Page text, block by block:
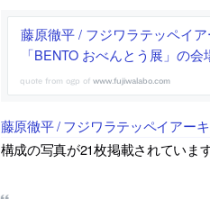
藤原徹平 / フジワラテッペイ
「BENTO おべんとう展」の
www.fujiwalabo.com
藤原徹平 / フジワラテッペイアー
構成の写真が21枚掲載されていま